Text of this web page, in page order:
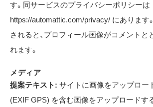
す。同サービスのプライバシーポリシーは
https://automattic.com/privacy/ にあります
されると、プロフィール画像がコメントと
れます。
メディア
提案テキスト: サイトに画像をアップロー
(EXIF GPS) を含む画像をアップロードす